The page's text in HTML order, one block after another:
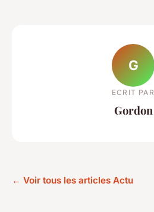
G
ECRIT PAR
Gordon
← Voir tous les articles Actu